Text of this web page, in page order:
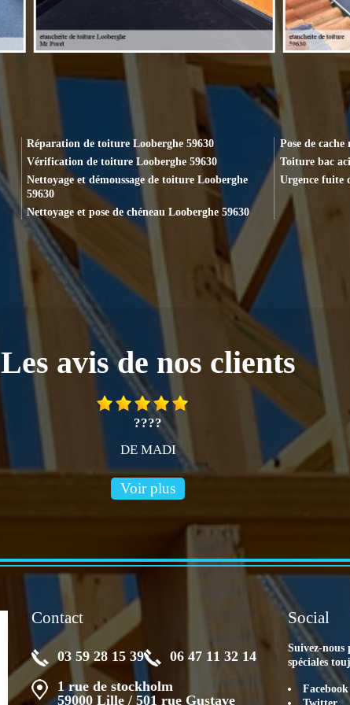
Réparation de toiture Looberghe 59630
Vérification de toiture Looberghe 59630
Nettoyage et démoussage de toiture Looberghe
59630
Nettoyage et pose de chéneau Looberghe 59630
Pose de
Toiture bac
Urgence fuite
Les avis de nos clients
????
DE MADI
Voir plus
Contact
03 59 28 15 39
06 47 11 32 14
1 rue de stockholm
59000 Lille / 501 rue Gustave
Social
Suivez-nous
spéciales
Facebook